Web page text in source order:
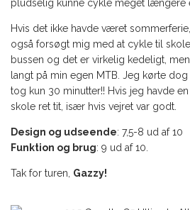
pludselig kunne cykle meget længere
Hvis det ikke havde været
også forsøgt mig med at cykle til
bussen og det er virkelig kedeligt,
langt på min egen MTB. Jeg kørte
tog kun 30 minutter!! Hvis jeg havde
skole ret tit, især hvis vejret var godt.
Design og udseende: 7,5-8 ud af 10
Funktion og brug: 9 ud af 10.
Tak for turen, Gazzy!